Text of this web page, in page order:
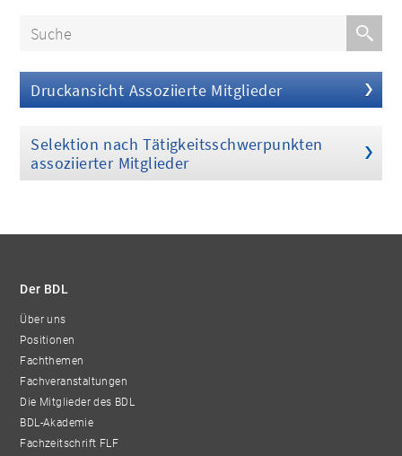
Druckansicht Assoziierte Mitglieder
Selektion nach Tätigkeitsschwerpunkten
assoziierter Mitglieder
Der BDL
Über uns
Positionen
Fachthemen
Fachveranstaltungen
Die Mitglieder des BDL
BDL-Akademie
Fachzeitschrift FLF